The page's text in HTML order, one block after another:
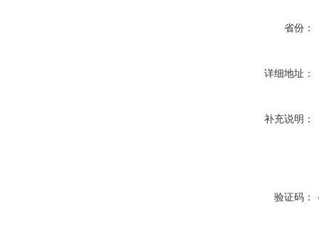
省份：
详细地址：
补充说明：
验证码：